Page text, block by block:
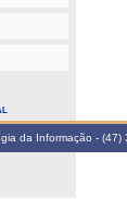
da Informação -